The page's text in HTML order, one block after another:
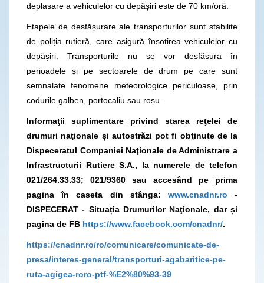
deplasare a vehiculelor cu depășiri este de 70 km/oră.
Etapele de desfășurare ale transporturilor sunt stabilite
de poliția rutieră, care asigură însoțirea vehiculelor cu
depășiri. Transporturile nu se vor desfășura în
perioadele și pe sectoarele de drum pe care sunt
semnalate fenomene meteorologice periculoase, prin
codurile galben, portocaliu sau roșu.
Informaţii suplimentare privind starea reţelei de
drumuri naţionale și autostrăzi pot fi obţinute de la
Dispeceratul Companiei Naţionale de Administrare a
Infrastructurii Rutiere S.A., la numerele de telefon
021/264.33.33; 021/9360 sau accesând pe prima
pagina în caseta din stânga: www.cnadnr.ro -
DISPECERAT - Situația Drumurilor Naţionale, dar și
pagina de FB https://www.facebook.com/cnadnr/.
https://cnadnr.ro/ro/comunicare/comunicate-de-
presa/interes-general/transporturi-agabaritice-pe-
ruta-agigea-roro-ptf-%E2%80%93-39